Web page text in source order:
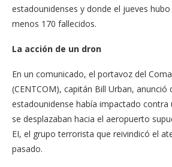
estadounidenses y donde el jueves
menos 170 fallecidos.
La acción de un dron
En un comunicado, el portavoz del
(CENTCOM), capitán Bill Urban, anunció
estadounidense había impactado contra
se desplazaban hacia el aeropuerto
EI, el grupo terrorista que reivindicó el
pasado.